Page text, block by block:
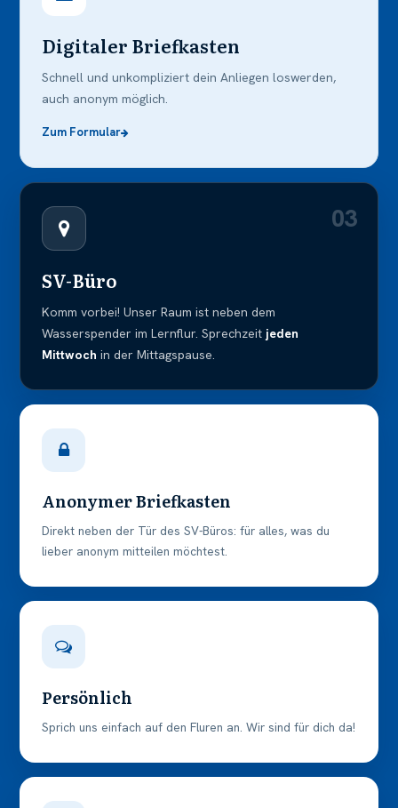
Digitaler Briefkasten
Schnell und unkompliziert dein Anliegen loswerden,
auch anonym möglich.
Zum Formular
03
SV-Büro
Komm vorbei! Unser Raum ist neben dem
Wasserspender im Lernflur. Sprechzeit jeden
Mittwoch in der Mittagspause.
Anonymer Briefkasten
Direkt neben der Tür des SV-Büros: für alles, was du
lieber anonym mitteilen möchtest.
Persönlich
Sprich uns einfach auf den Fluren an. Wir sind für dich da!